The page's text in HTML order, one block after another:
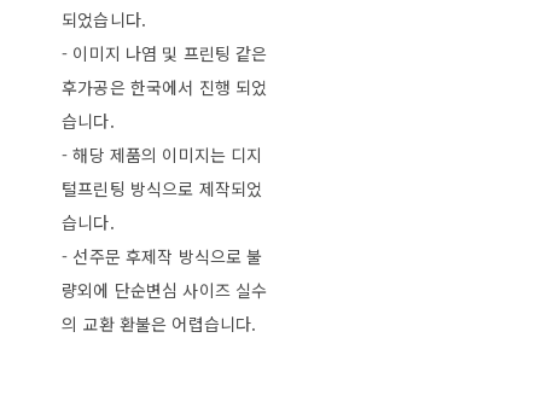
되었습니다.
- 이미지 나염 및 프린팅 같은
후가공은 한국에서 진행 되었
습니다.
- 해당 제품의 이미지는 디지
털프린팅 방식으로 제작되었
습니다.
- 선주문 후제작 방식으로 불
량외에 단순변심 사이즈 실수
의 교환 환불은 어렵습니다.